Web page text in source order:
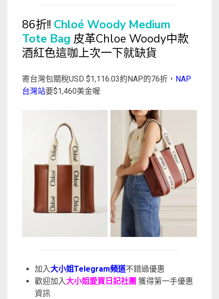
86折!! Chloé Woody Medium
Tote Bag 皮革Chloe Woody中款
酒紅色這咖上次一下就缺貨
寄台灣包關稅USD $1,116.03約NAP的76折， NAP
台灣站要$1,460美金喔
加入大小姐Telegram頻道不錯過優惠
歡迎加入大小姐愛買日記社團 獲得第一手優惠
資訊